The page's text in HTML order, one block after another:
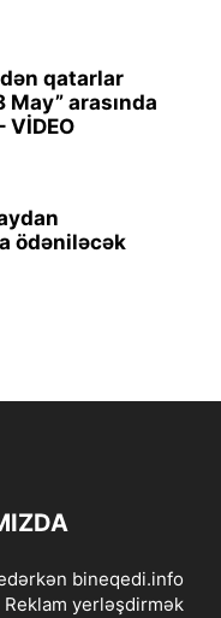
qatarlar
May” arasında
VİDEO
ödəniləcək
bineqedi.info
yerləşdirmək